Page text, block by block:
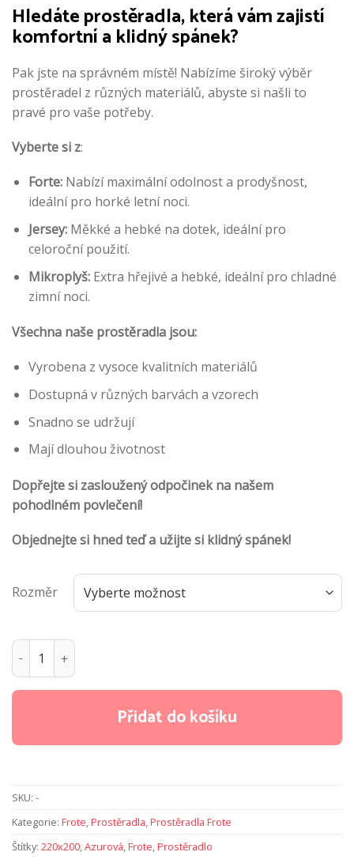
Hledáte prostěradla, která vám zajistí
komfortní a klidný spánek?
Pak jste na správném místě! Nabízíme široký výběr
prostěradel z různých materiálů, abyste si našli to
pravé pro vaše potřeby.
Vyberte si z:
Forte:Nabízí maximální odolnost a prodyšnost,
ideální pro horké letní noci.
Jersey:Měkké a hebké na dotek, ideální pro
celoroční použití.
Mikroplyš:Extra hřejivé a hebké, ideální pro chladné
zimní noci.
Všechna naše prostěradla jsou:
Vyrobena z vysoce kvalitních materiálů
Dostupná v různých barvách a vzorech
Snadno se udržují
Mají dlouhou životnost
Dopřejte si zasloužený odpočinek na našem
pohodlném povlečení!
Objednejte si hned teď a užijte si klidný spánek!
Rozměr
Prostěradla froté - Azurová množství
Přidat do košíku
SKU: -
Kategorie: Frote,Prostěradla,Prostěradla Frote
Štítky: 220x200,Azurová,Frote,Prostěradlo